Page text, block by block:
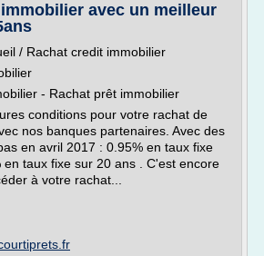
avec un meilleur
/ Rachat credit immobilier
- Rachat prêt immobilier
conditions pour votre rachat de
nos banques partenaires. Avec des
en avril 2017 : 0.95% en taux fixe
taux fixe sur 20 ans . C'est encore
à votre rachat...